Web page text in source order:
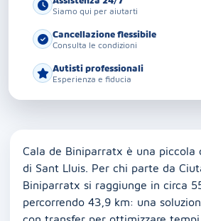
Siamo qui per aiutarti
Cancellazione flessibile
Consulta le condizioni
Autisti professionali
Esperienza e fiducia
Cala de Biniparratx è una piccola
di Sant Lluis. Per chi parte da
Biniparratx si raggiunge in circa
percorrendo 43,9 km: una